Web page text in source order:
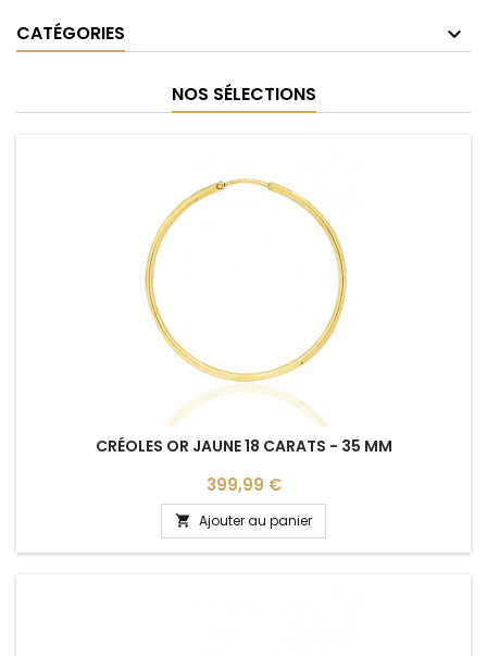
CATÉGORIES
NOS SÉLECTIONS
CRÉOLES OR JAUNE 18 CARATS - 35 MM
Prix
399,99 €
 Ajouter au panier